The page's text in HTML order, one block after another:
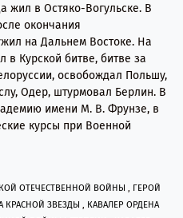
жил в Остяко-Вогульске. В
окончания
на Дальнем Востоке. На
в Курской битве, битве за
освобождал Польшу,
Одер, штурмовал Берлин. В
имени М. В. Фрунзе, в
курсы при Военной
ОТЕЧЕСТВЕННОЙ ВОЙНЫ , ГЕРОЙ
КРАСНОЙ ЗВЕЗДЫ , КАВАЛЕР ОРДЕНА